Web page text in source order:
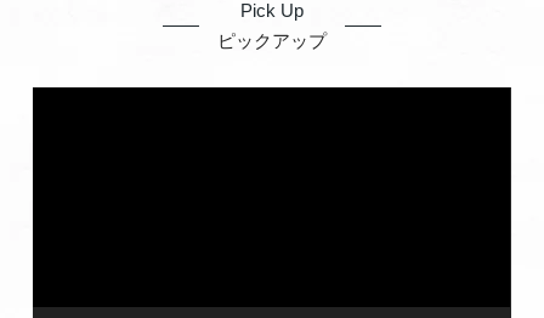
Pick Up
ピックアップ
ー